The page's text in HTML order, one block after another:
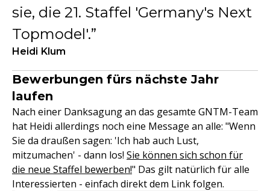
sie, die 21. Staffel 'Germany's Next
Topmodel'.
Heidi Klum
Bewerbungen fürs nächste Jahr
laufen
Nach einer Danksagung an das gesamte GNTM-Team
hat Heidi allerdings noch eine Message an alle: "Wenn
Sie da draußen sagen: 'Ich hab auch Lust,
mitzumachen' - dann los! Sie können sich schon für
die neue Staffel bewerben!" Das gilt natürlich für alle
Interessierten - einfach direkt dem Link folgen.